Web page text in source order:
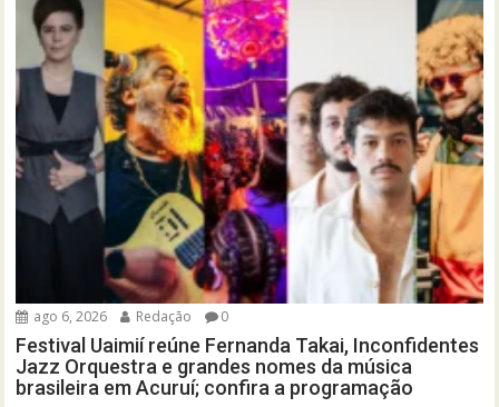
ago 6, 2026 Redação 0
Festival Uaimií reúne Fernanda Takai, Inconfidentes
Jazz Orquestra e grandes nomes da música
brasileira em Acuruí; confira a programação